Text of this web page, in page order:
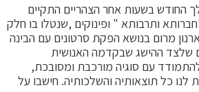
בשעות אחר הצהריים התקיים
ותרבותא " ופינוקים ,שנטלו בו חלק
מרום בנושא הפקת סרטונים עם הבינה
שלצד ההישג שבקדמה האנושית
להתמודד עם סוגיה מורכבת ומסובכת,
לנו כל תוצאותיה והשלכותיה. חישבו על